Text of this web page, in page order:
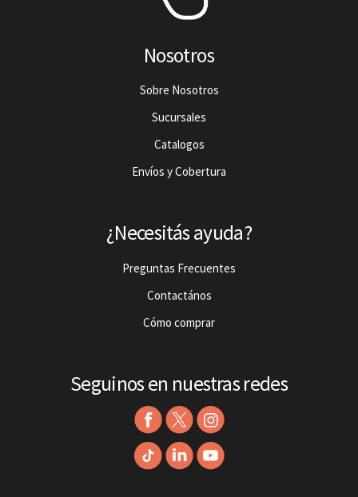
Nosotros
Sobre Nosotros
Sucursales
Catalogos
Envíos y Cobertura
¿Necesitás ayuda?
Preguntas Frecuentes
Contactános
Cómo comprar
Seguinos en nuestras redes